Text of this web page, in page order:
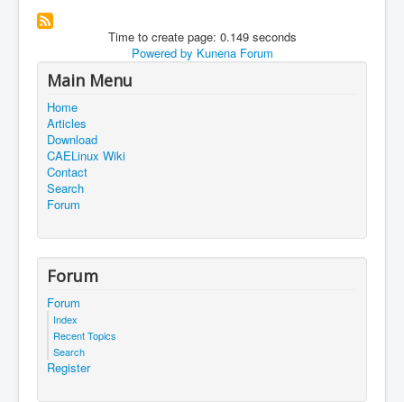
Time to create page: 0.149 seconds
Powered by Kunena Forum
Main Menu
Home
Articles
Download
CAELinux Wiki
Contact
Search
Forum
Forum
Forum
Index
Recent Topics
Search
Register